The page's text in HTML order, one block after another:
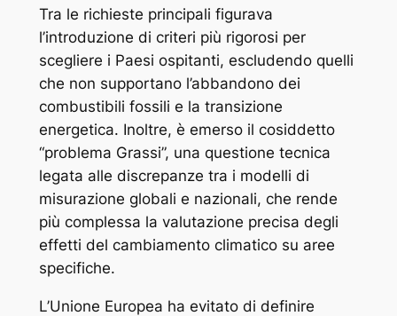
Tra le richieste principali figurava
l’introduzione di criteri più rigorosi per
scegliere i Paesi ospitanti, escludendo quelli
che non supportano l’abbandono dei
combustibili fossili e la transizione
energetica. Inoltre, è emerso il cosiddetto
“problema Grassi”, una questione tecnica
legata alle discrepanze tra i modelli di
misurazione globali e nazionali, che rende
più complessa la valutazione precisa degli
effetti del cambiamento climatico su aree
specifiche.
L’Unione Europea ha evitato di definire